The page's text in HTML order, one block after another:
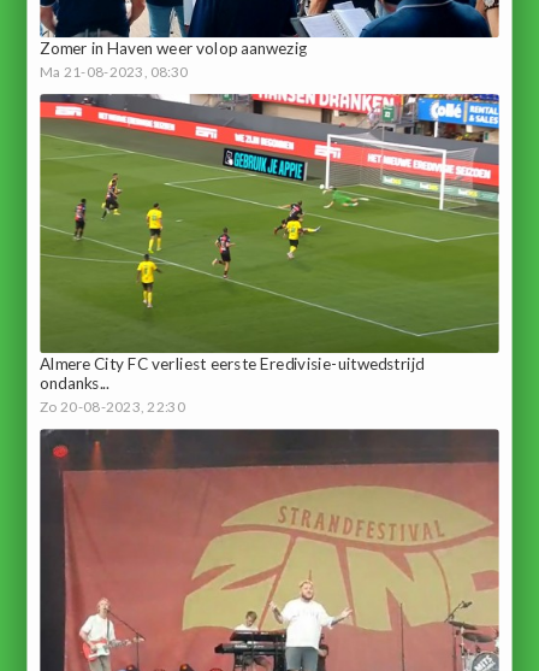
Zomer in Haven weer volop aanwezig
Ma 21-08-2023, 08:30
Almere City FC verliest eerste Eredivisie-uitwedstrijd
ondanks...
Zo 20-08-2023, 22:30